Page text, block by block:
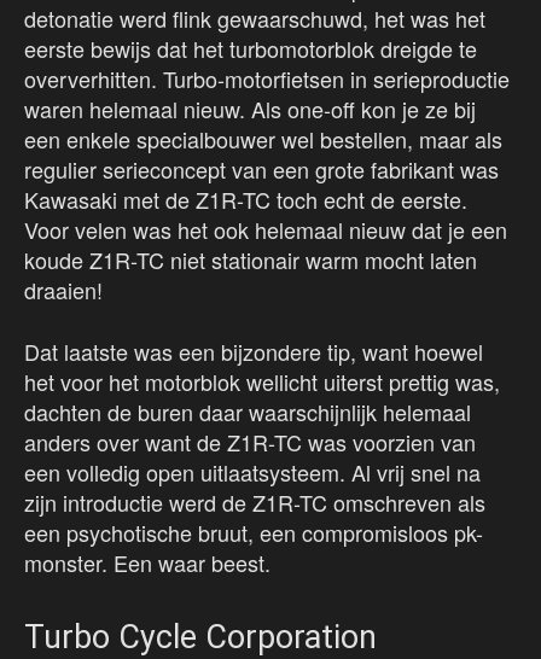
detonatie werd flink gewaarschuwd, het was het
eerste bewijs dat het turbomotorblok dreigde te
oververhitten. Turbo-motorfietsen in serieproductie
waren helemaal nieuw. Als one-off kon je ze bij
een enkele specialbouwer wel bestellen, maar als
regulier serieconcept van een grote fabrikant was
Kawasaki met de Z1R-TC toch echt de eerste.
Voor velen was het ook helemaal nieuw dat je een
koude Z1R-TC niet stationair warm mocht laten
draaien!
Dat laatste was een bijzondere tip, want hoewel
het voor het motorblok wellicht uiterst prettig was,
dachten de buren daar waarschijnlijk helemaal
anders over want de Z1R-TC was voorzien van
een volledig open uitlaatsysteem. Al vrij snel na
zijn introductie werd de Z1R-TC omschreven als
een psychotische bruut, een compromisloos pk-
monster. Een waar beest.
Turbo Cycle Corporation